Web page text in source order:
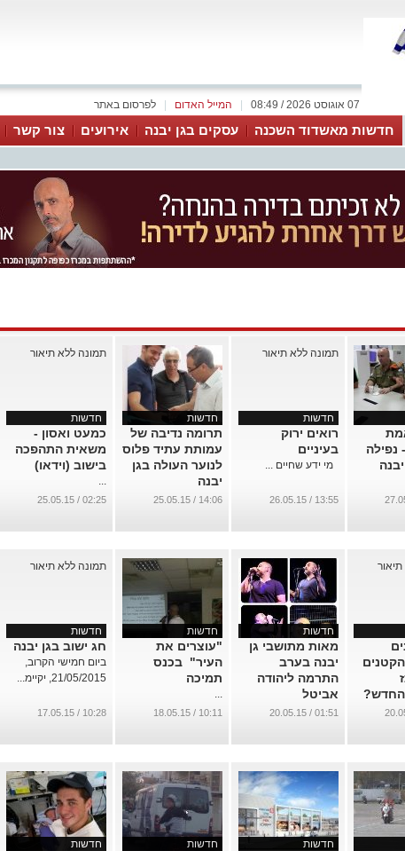
לפרסום באתר המייל האדום 07 אוגוסט 2026 / 08:49
חדשות מאשדוד השכנה עסקים בגן יבנה אירועים צור קשר
נפילה
חדשות
רואים ירוק
בעיניים
מי ידע שחיים ...
13:55 / 26.05.15
חדשות
תרומה נדיבה של
עמותת עתיד פלוס
לנוער העולה בגן
יבנה
...
14:06 / 25.05.15
חדשות
כמעט ואסון -
משאית התהפכה
בישוב (וידאו)
...
02:25 / 25.05.15
חדשות
מאות מתושבי גן
יבנה בערב
התרמה ליהודה
אביטל
...
01:51 / 20.05.15
חדשות
"עוצרים את
העיר" בכנס
תמיכה
...
10:11 / 18.05.15
חדשות
חג ישוב בגן יבנה
ביום חמישי הקרוב,
21/05/2015, יקיימ...
10:28 / 17.05.15
חדשות חדשות חדשות